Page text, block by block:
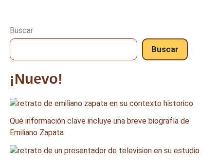
Buscar
Buscar
¡Nuevo!
Qué información clave incluye una breve biografía de
Emiliano Zapata